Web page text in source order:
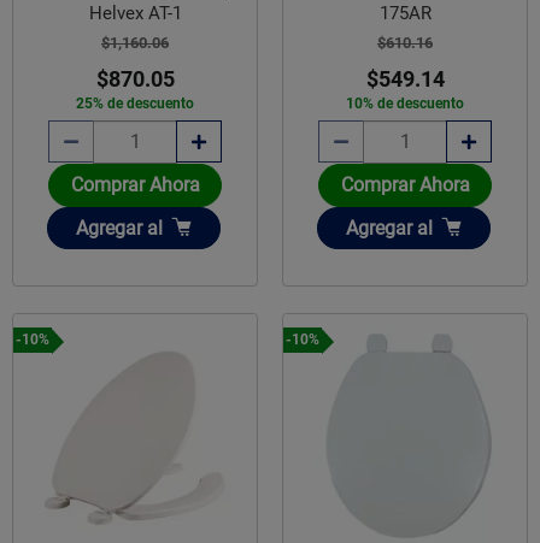
Helvex AT-1
$1,160.06
$870.05
25% de descuento
Comprar Ahora
Añadir
Agregar al
175AR
$610.16
$549.14
10% de descuento
Comprar Ahora
Añadir
Agregar al
-10% -10%